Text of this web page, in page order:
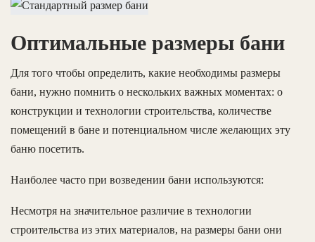
Оптимальные размеры бани
Для того чтобы определить, какие необходимы размеры
бани, нужно помнить о нескольких важных моментах: о
конструкции и технологии строительства, количестве
помещений в бане и потенциальном числе желающих эту
баню посетить.
Наиболее часто при возведении бани используются:
Несмотря на значительное различие в технологии
строительства из этих материалов, на размеры бани они